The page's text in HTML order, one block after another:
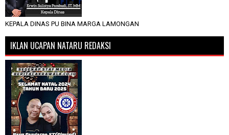
KEPALA DINAS PU BINA MARGA LAMONGAN
IKLAN UCAPAN NATARU REDAKSI